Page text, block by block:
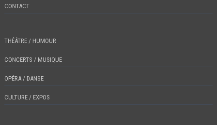
CONTACT
THÉÂTRE / HUMOUR
CONCERTS / MUSIQUE
OPÉRA / DANSE
CULTURE / EXPOS